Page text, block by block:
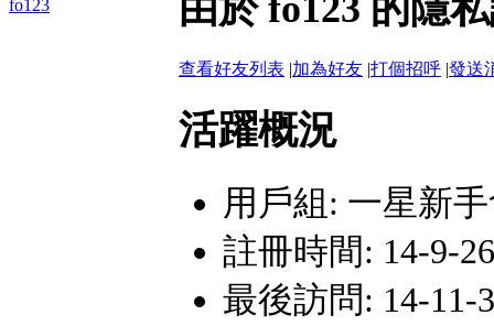
fo123 由於 fo123 的隱
查看好友列表 |加為好友 |打個招呼 |發送
活躍概況
用戶組: 一星新
註冊時間: 14-9-
最後訪問: 14-11-